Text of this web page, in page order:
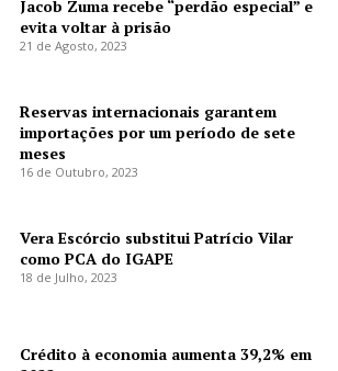
Jacob Zuma recebe “perdão especial” e
evita voltar à prisão
21 de Agosto, 2023
Reservas internacionais garantem
importações por um período de sete
meses
16 de Outubro, 2023
Vera Escórcio substitui Patrício Vilar
como PCA do IGAPE
18 de Julho, 2023
Crédito à economia aumenta 39,2% em